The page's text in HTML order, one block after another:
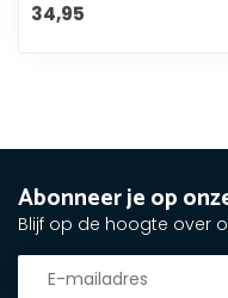
34,95
Abonneer je op
Blijf op de hoogte over